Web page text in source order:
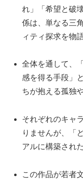
れ」「希望と破
係は、単なる三
ィティ探求を物
全体を通して、
感を得る手段」
ちが抱える孤独
それぞれのキャ
りませんが、「
アルに構築され
この作品が若者